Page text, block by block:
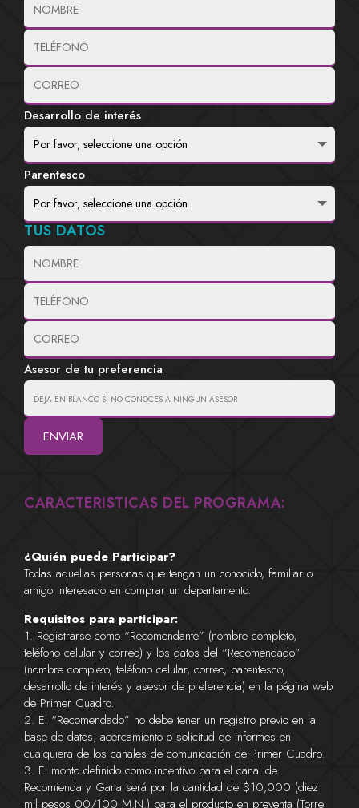
Desarrollo de interés
Parentesco
TUS DATOS
Asesor de tu preferencia
CARACTERISTICAS DEL PROGRAMA:
¿Quién puede Participar?
Todas aquellas personas que tengan un conocido, familiar o
amigo interesado en comprar un departamento.
Requisitos para participar:
1. Registrarse como “Recomendante” (nombre completo,
teléfono celular y correo) y los datos del “Recomendado”
(nombre completo, teléfono celular, correo, parentesco,
desarrollo de interés y asesor de preferencia) en la página web
de Primer Cuadro.
2. El “Recomendado” no debe tener un registro previo en la
base de datos, acercamiento o solicitud de informes en
cualquiera de los canales de comunicación de Primer Cuadro.
3. El monto definido como incentivo para el canal de
Recomienda y Gana será por la cantidad de $10,000 (diez
mil pesos 00/100 M.N.) para el producto en preventa (Torre